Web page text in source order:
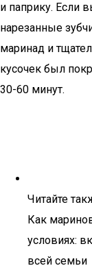
и паприку. Если
нарезанные
маринад и
кусочек был
30-60 минут.
Читайте
Как
условиях:
всей семьи